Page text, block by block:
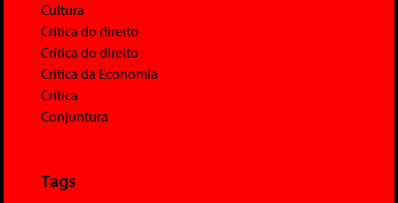
Cultura
Crítica do direito
Crítica do direito
Crítica da Economia
Crítica
Conjuntura
Tags